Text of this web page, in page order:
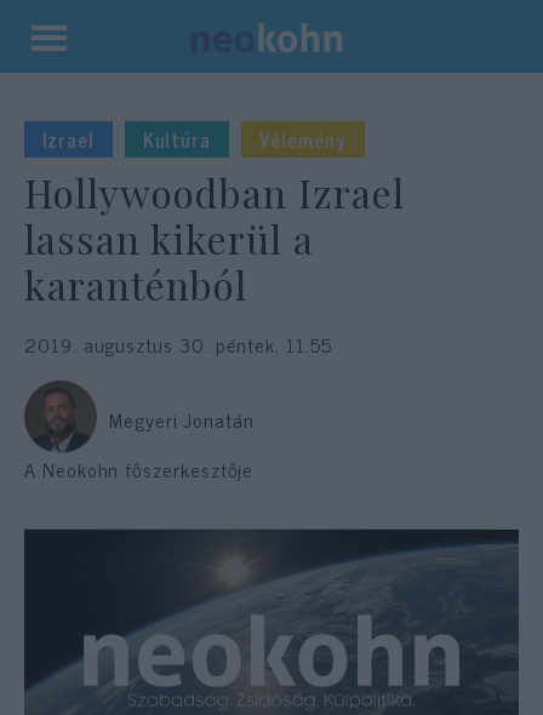
Kilépés
tartalomba
Izrael Kultúra Vélemény
Hollywoodban Izrael
lassan kikerül a
karanténból
2019. augusztus 30. péntek, 11:55
Megyeri Jonatán
A Neokohn főszerkesztője